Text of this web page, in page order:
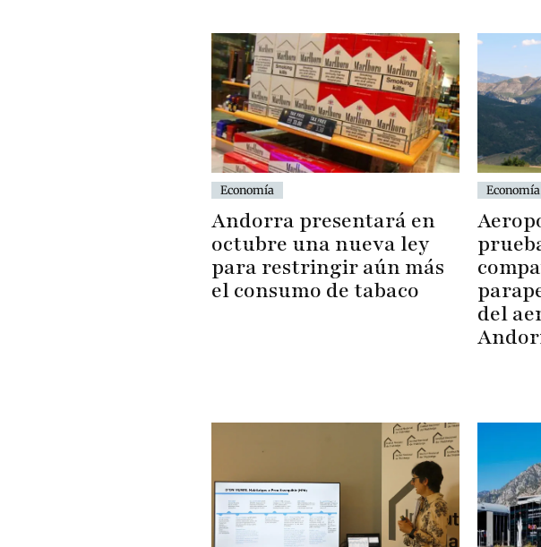
Economía
Andorra presentará en
octubre una nueva ley
para restringir aún más
el consumo de tabaco
Economía
del